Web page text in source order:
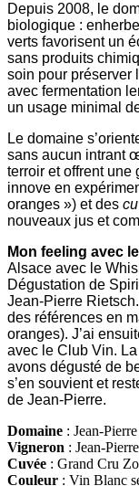
Depuis 2008, le
biologique :
verts favorisent un
sans produits
soin pour préserver
avec fermentation
un usage minimal
Le domaine
sans aucun intrant
terroir et offrent
innove en
oranges ») et des
nouveaux jus et
Mon feeling avec
Alsace avec le
Dégustation de
Jean-Pierre
des références en
oranges). J’ai
avec le Club Vin.
avons dégusté de
s’en souvient et
de Jean-Pierre.
Domaine : Jean-
Vigneron : Jean-
Cuvée : Grand Cru
Couleur : Vin Blanc